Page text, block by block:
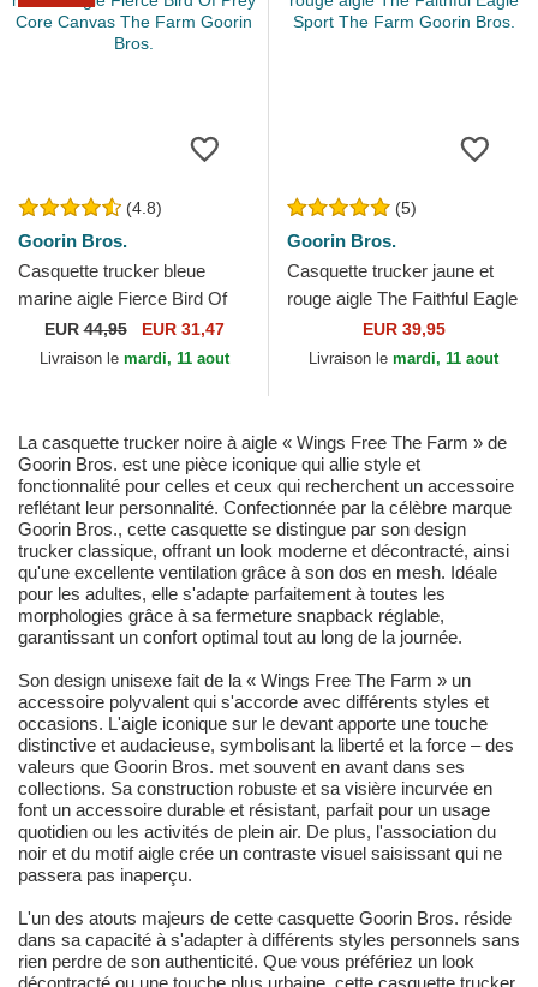
(4.8)
Goorin Bros.
Casquette trucker bleue
marine aigle Fierce Bird Of
Prey Core Canvas The Farm
Goorin Bros.
EUR44,95 EUR 31,47
Livraison le mardi, 11 aout
(5)
Goorin Bros.
Casquette trucker jaune et
rouge aigle The Faithful Eagle
Sport The Farm Goorin Bros.
EUR 39,95
Livraison le mardi, 11 aout
La casquette trucker noire à aigle « Wings Free The Farm » de
Goorin Bros. est une pièce iconique qui allie style et
fonctionnalité pour celles et ceux qui recherchent un accessoire
reflétant leur personnalité. Confectionnée par la célèbre marque
Goorin Bros., cette casquette se distingue par son design
trucker classique, offrant un look moderne et décontracté, ainsi
qu'une excellente ventilation grâce à son dos en mesh. Idéale
pour les adultes, elle s'adapte parfaitement à toutes les
morphologies grâce à sa fermeture snapback réglable,
garantissant un confort optimal tout au long de la journée.
Son design unisexe fait de la « Wings Free The Farm » un
accessoire polyvalent qui s'accorde avec différents styles et
occasions. L'aigle iconique sur le devant apporte une touche
distinctive et audacieuse, symbolisant la liberté et la force – des
valeurs que Goorin Bros. met souvent en avant dans ses
collections. Sa construction robuste et sa visière incurvée en
font un accessoire durable et résistant, parfait pour un usage
quotidien ou les activités de plein air. De plus, l'association du
noir et du motif aigle crée un contraste visuel saisissant qui ne
passera pas inaperçu.
L'un des atouts majeurs de cette casquette Goorin Bros. réside
dans sa capacité à s'adapter à différents styles personnels sans
rien perdre de son authenticité. Que vous préfériez un look